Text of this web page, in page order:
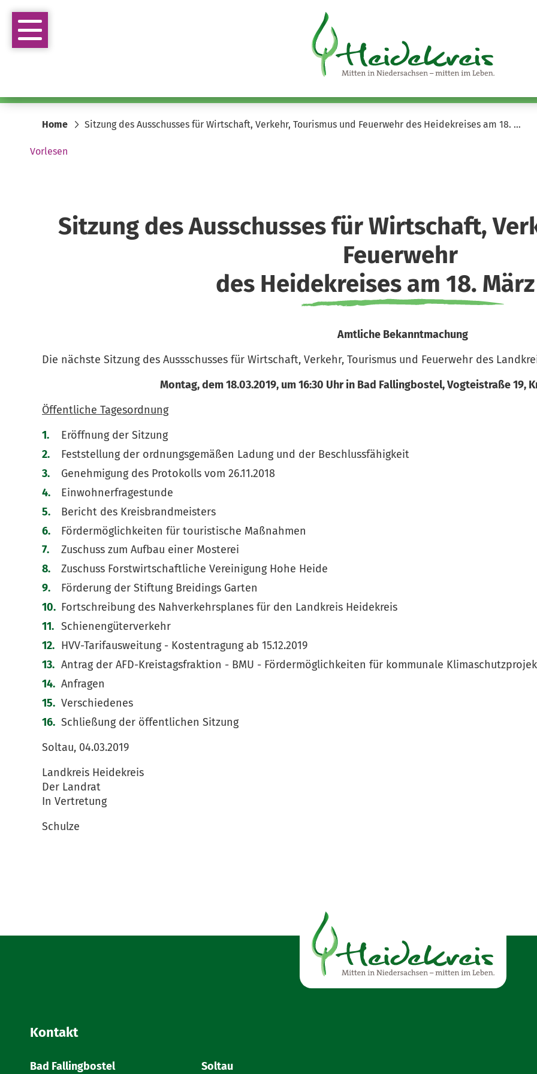
Home Sitzung des Ausschusses für Wirtschaft, Verkehr, Tourismus und Feuerwehr des Heidekreises am 18. …
Vorlesen
Sitzung des Ausschusses für Wirtschaft,
Feuerwehr
des Heidekreises am 18.
Amtliche Bekanntmachung
Die nächste Sitzung des Aussschusses für Wirtschaft, Verkehr, Tourismus und Feuerwehr des
Montag, dem 18.03.2019, um 16:30 Uhr in Bad Fallingbostel, Vogteistraße 19,
Öffentliche Tagesordnung
Eröffnung der Sitzung
Feststellung der ordnungsgemäßen Ladung und der Beschlussfähigkeit
Genehmigung des Protokolls vom 26.11.2018
Einwohnerfragestunde
Bericht des Kreisbrandmeisters
Fördermöglichkeiten für touristische Maßnahmen
Zuschuss zum Aufbau einer Mosterei
Zuschuss Forstwirtschaftliche Vereinigung Hohe Heide
Förderung der Stiftung Breidings Garten
Fortschreibung des Nahverkehrsplanes für den Landkreis Heidekreis
Schienengüterverkehr
HVV-Tarifausweitung - Kostentragung ab 15.12.2019
Antrag der AFD-Kreistagsfraktion - BMU - Fördermöglichkeiten für kommunale
Anfragen
Verschiedenes
Schließung der öffentlichen Sitzung
Soltau, 04.03.2019
Landkreis Heidekreis
Der Landrat
In Vertretung
Schulze
Kontakt
Bad Fallingbostel
Soltau